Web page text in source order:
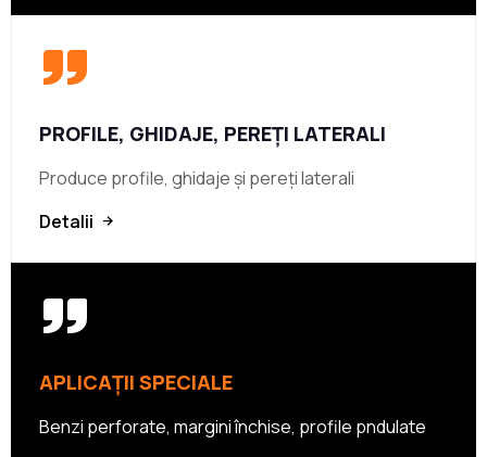
PROFILE, GHIDAJE, PEREŢI LATERALI
Produce profile, ghidaje şi pereţi laterali
Detalii
APLICAŢII SPECIALE
Benzi perforate, margini închise, profile pndulate